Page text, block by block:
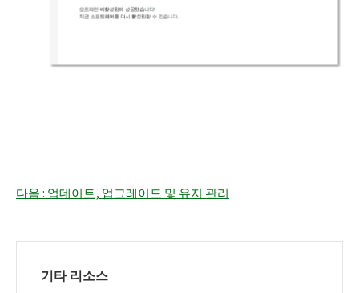
다음 : 업데이트, 업그레이드 및 유지 관리
기타 리소스